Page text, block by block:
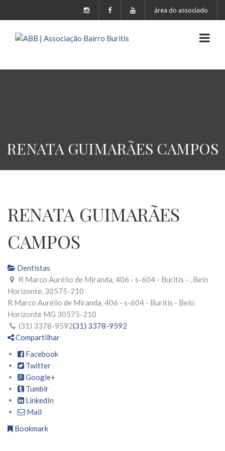
área do associado
RENATA GUIMARÃES CAMPOS
RENATA GUIMARÃES
CAMPOS
Dentistas
R Marco Aurélio de Miranda, 406 - s-604 - Buritis - , Belo
Horizonte, 30575-210
R Marco Aurélio de Miranda, 406 - s-604 - Buritis - Belo
Horizonte MG 30575-210
(31) 3378-9592(31) 3378-9592
Compartilhar
Facebook
Twitter
Google+
Tumblr
LinkedIn
Mail
Bookmark